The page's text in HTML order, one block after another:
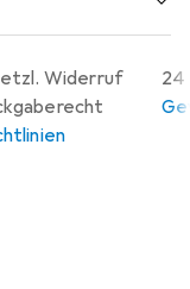
Widerruf
24